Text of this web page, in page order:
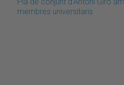
Pla de conjunt d'Antoni Giró
membres universitaris